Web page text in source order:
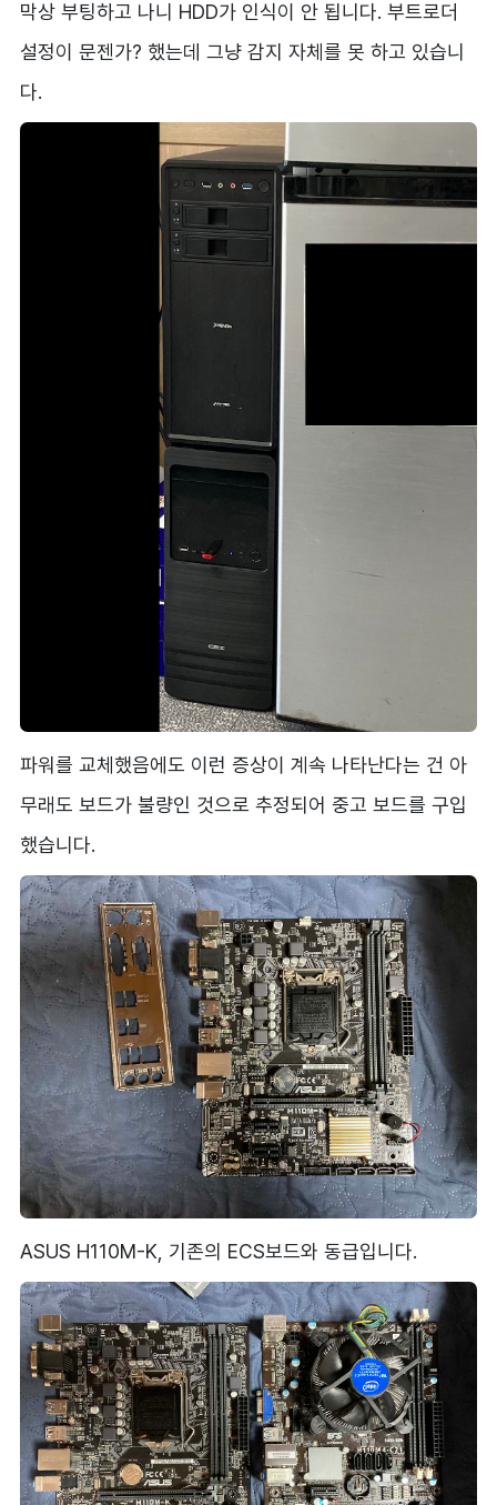
막상 부팅하고 나니 HDD가 인식이 안 됩니다. 부트로더
설정이 문젠가? 했는데 그냥 감지 자체를 못 하고 있습니
다.
파워를 교체했음에도 이런 증상이 계속 나타난다는 건 아
무래도 보드가 불량인 것으로 추정되어 중고 보드를 구입
했습니다.
ASUS H110M-K, 기존의 ECS보드와 동급입니다.